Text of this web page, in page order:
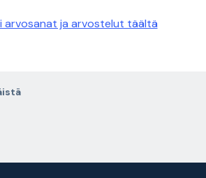
arvosanat ja arvostelut täältä